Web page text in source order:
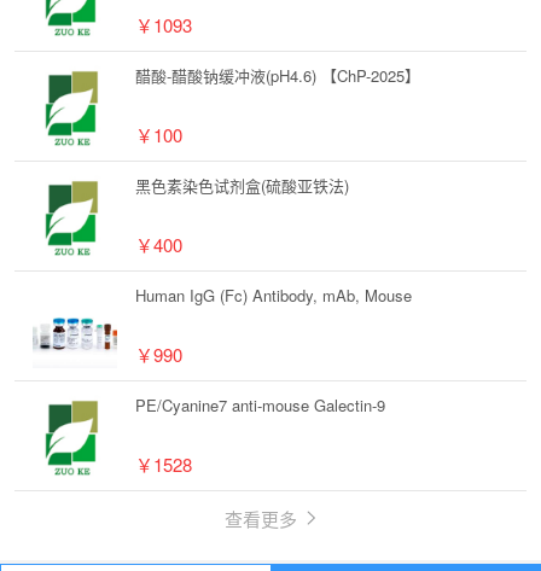
￥1093
醋酸-醋酸钠缓冲液(pH4.6) 【ChP-2025】
￥100
黑色素染色试剂盒(硫酸亚铁法)
￥400
Human IgG (Fc) Antibody, mAb, Mouse
￥990
PE/Cyanine7 anti-mouse Galectin-9
￥1528
查看更多